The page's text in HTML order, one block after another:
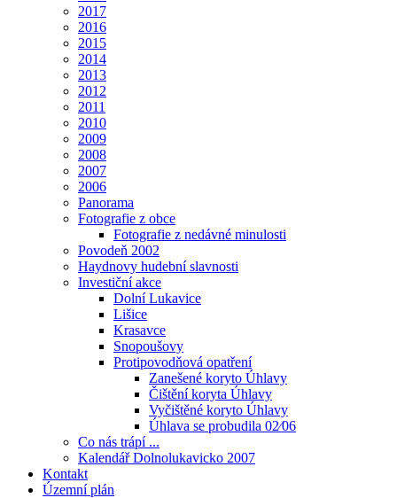
2017
2016
2015
2014
2013
2012
2011
2010
2009
2008
2007
2006
Panorama
Fotografie z obce
Fotografie z nedávné minulosti
Povodeň 2002
Haydnovy hudební slavnosti
Investiční akce
Dolní Lukavice
Lišice
Krasavce
Snopoušovy
Protipovodňová opatření
Zanešené koryto Úhlavy
Čištění koryta Úhlavy
Vyčištěné koryto Úhlavy
Úhlava se probudila 02⁄06
Co nás trápí ...
Kalendář Dolnolukavicko 2007
Kontakt
Územní plán